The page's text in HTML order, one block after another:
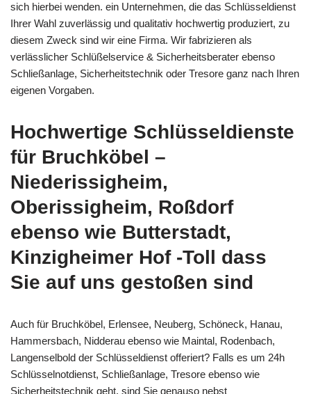
sich hierbei wenden. ein Unternehmen, die das Schlüsseldienst
Ihrer Wahl zuverlässig und qualitativ hochwertig produziert, zu
diesem Zweck sind wir eine Firma. Wir fabrizieren als
verlässlicher Schlüßelservice & Sicherheitsberater ebenso
Schließanlage, Sicherheitstechnik oder Tresore ganz nach Ihren
eigenen Vorgaben.
Hochwertige Schlüsseldienste
für Bruchköbel –
Niederissigheim,
Oberissigheim, Roßdorf
ebenso wie Butterstadt,
Kinzigheimer Hof -Toll dass
Sie auf uns gestoßen sind
Auch für Bruchköbel, Erlensee, Neuberg, Schöneck, Hanau,
Hammersbach, Nidderau ebenso wie Maintal, Rodenbach,
Langenselbold der Schlüsseldienst offeriert? Falls es um 24h
Schlüsselnotdienst, Schließanlage, Tresore ebenso wie
Sicherheitstechnik geht, sind Sie genauso nebst